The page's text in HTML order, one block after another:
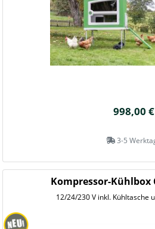
998,00 €
3-5
Kompressor-Kühlbox
12/24/230 V inkl. Kühltasche